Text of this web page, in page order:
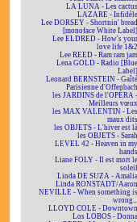
LA LUNA - Les cactus
LAZARE - Infidèle
Lee DORSEY - Shortnin' bread
[monoface White Label]
Lee ELDRED - How's your
love life 1&2
Lee REED - Ram ram jam
Lena GOLD - Radio [Blue
Label]
Leonard BERNSTEIN - Gaîté
Parisienne d'Offenbach
les JARDINS de l'OPÉRA -
Meilleurs vœux
les MAX VALENTIN - Les
maux dits
les OBJETS - L'hiver est là
les OBJETS - Sarah
LEVEL 42 - Heaven in my
hands
Liane FOLY - Il est mort le
soleil
Linda DE SUZA - Amalia
Linda RONSTADT/Aaron
NEVILLE - When something is
wrong...
LLOYD COLE - Downtown
Los LOBOS - Donna